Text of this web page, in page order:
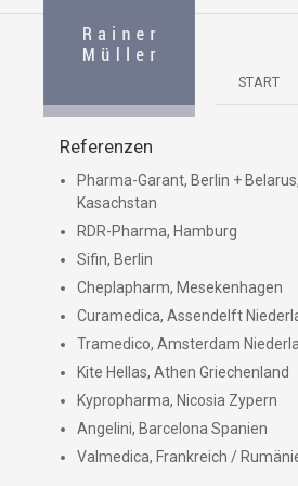
START
Referenzen
Pharma-Garant, Berlin + Belarus,
Kasachstan
RDR-Pharma, Hamburg
Sifin, Berlin
Cheplapharm, Mesekenhagen
Curamedica, Assendelft
Tramedico, Amsterdam
Kite Hellas, Athen Griechenland
Kypropharma, Nicosia Zypern
Angelini, Barcelona Spanien
Valmedica, Frankreich /